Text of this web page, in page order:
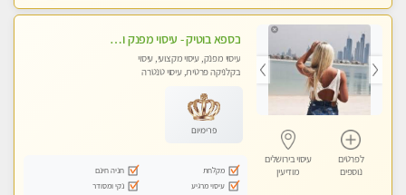
לפרטים
נוספים
עיסוי בירושלים
מודיעין
בספא בוטיק - עיסוי מפנק ומשחרר את כל השרירים !
עיסוי מפנק, עיסוי מקצועי, עיסוי
בקלניקה פרטית, עיסוי טנטרה
פרימיום
מקלחת
חניה חינם
עיסוי מרגיע
נקי ומסודר